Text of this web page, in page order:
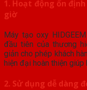
1. Hoạt động ổn
giờ
Máy tạo oxy
đầu tiên của thương
giản cho phép khách
hiện đại hoàn thiện
2. Sử dụng dễ dàng